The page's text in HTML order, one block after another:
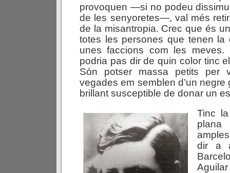
provoquen —si no podeu
de les senyoretes—, val més
de la misantropia. Crec que és
totes les persones que tenen la
unes faccions com les meves.
podria pas dir de quin color tinc
Són potser massa petits per
vegades em semblen d’un negre
brillant susceptible de donar un
Tinc
dir a